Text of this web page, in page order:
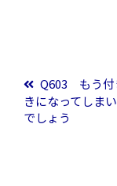
投稿ナビ
Q603 もう付
きになってしま
でしょう